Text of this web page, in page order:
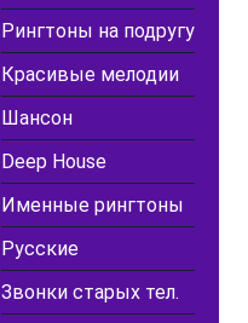
Рингтоны на подругу
Красивые мелодии
Шансон
Deep House
Именные рингтоны
Русские
Звонки старых тел.